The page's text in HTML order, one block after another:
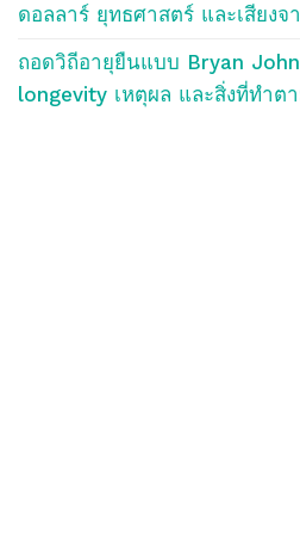
ดอลลาร์ ยุทธศาสตร์ และเสียงจ
ถอดวิถีอายุยืนแบบ Bryan
longevity เหตุผล และสิ่งที่ทำต